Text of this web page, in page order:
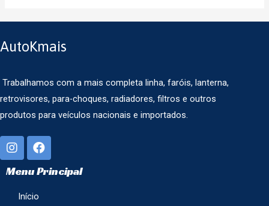
AutoKmais
Trabalhamos com a mais completa linha, faróis, lanterna,
retrovisores, para-choques, radiadores, filtros e outros
produtos para veículos nacionais e importados.
Menu Principal
Início